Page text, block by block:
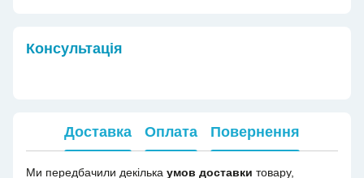
Консультація
Доставка Оплата Повернення
Ми передбачили декілька умов доставки товару,